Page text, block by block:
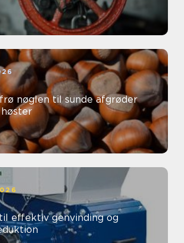
afgrøder
effektiv genvinding og